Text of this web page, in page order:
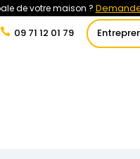
de votre maison ?
09 71 12 01 79
Énergies Renouvelables